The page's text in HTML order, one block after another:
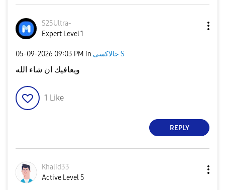
S25Ultra-
Expert Level 1
‎05-09-2026 09:03 PM in جالاكسى S
ويعافيك ان شاء الله
1 Like
REPLY
Khalid33
Active Level 5